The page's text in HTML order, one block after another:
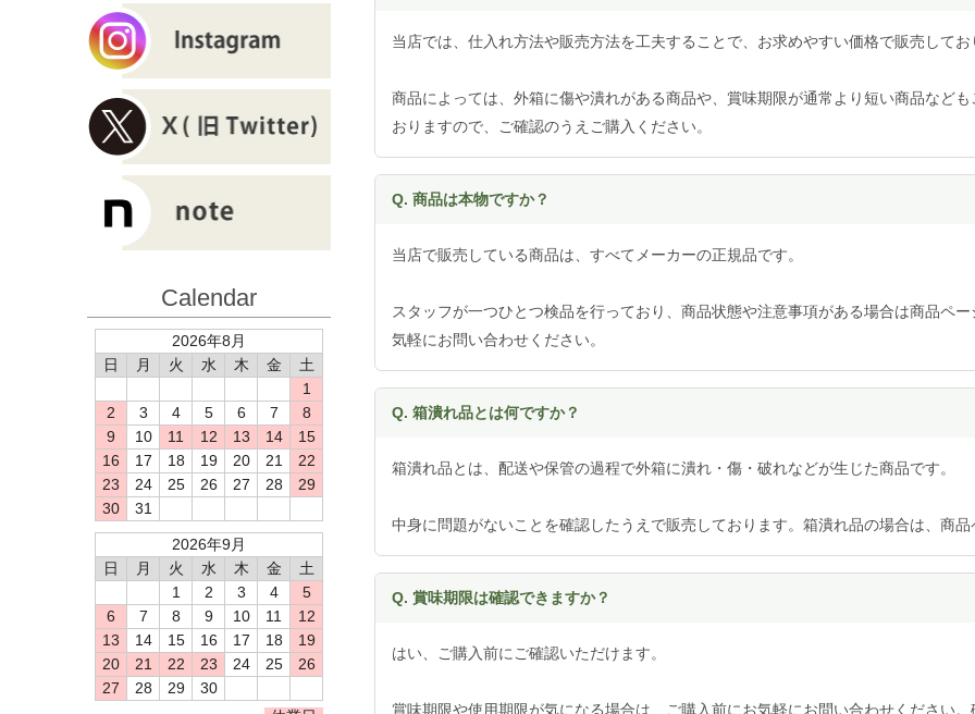
Calendar
2026年8月
日
月 火 水 木 金
土
1
2
3 4 5 6 7
8
9
10 11 12 13 14
15
16
17 18 19 20 21
22
23
24 25 26 27 28
29
30
31
2026年9月
日
月 火 水 木 金
土
1
2 3 4
5
6
7 8 9 10 11
12
13
14 15 16 17 18
19
20
21 22 23 24 25
26
27
28 29
30
当店では、仕入れ方法や販売方法を工夫することで、お求めやすい価格で販売してお
商品によっては、外箱に傷や潰れがある商品や、賞味期限が通常より短い商品など
おりますので、ご確認のうえご購入ください。
Q. 商品は本物ですか？
当店で販売している商品は、すべてメーカーの正規品です。
スタッフが一つひとつ検品を行っており、商品状態や注意事項がある場合は商品ペ
気軽にお問い合わせください。
Q. 箱潰れ品とは何ですか？
箱潰れ品とは、配送や保管の過程で外箱に潰れ・傷・破れなどが生じた商品です。
中身に問題がないことを確認したうえで販売しております。箱潰れ品の場合は、商品
Q. 賞味期限は確認できますか？
はい、ご購入前にご確認いただけます。
賞味期限や使用期限が気になる場合は、ご購入前にお気軽にお問い合わせください。